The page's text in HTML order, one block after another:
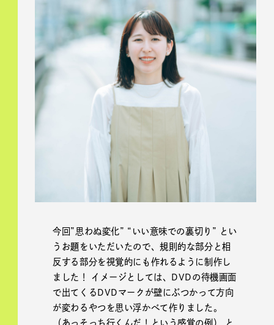
今回”思わぬ変化” “いい意味での裏切り” とい
うお題をいただいたので、規則的な部分と相
反する部分を視覚的にも作れるように制作し
ました！ イメージとしては、DVDの待機画面
で出てくるDVDマークが壁にぶつかって方向
が変わるやつを思い浮かべて作りました。
（あっそっち行くんだ！という感覚の例） と